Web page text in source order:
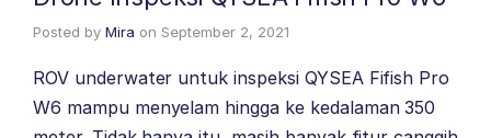
Posted by Mira on September 2, 2021
ROV underwater untuk inspeksi QYSEA Fifish Pro
W6 mampu menyelam hingga ke kedalaman 350